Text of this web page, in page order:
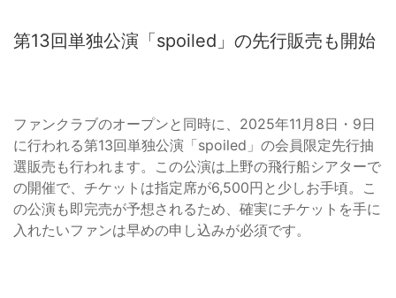
第13回単独公演「spoiled」の先行販売も開始
ファンクラブのオープンと同時に、2025年11月8日・9日
に行われる第13回単独公演「spoiled」の会員限定先行抽
選販売も行われます。この公演は上野の飛行船シアターで
の開催で、チケットは指定席が6,500円と少しお手頃。こ
の公演も即完売が予想されるため、確実にチケットを手に
入れたいファンは早めの申し込みが必須です。